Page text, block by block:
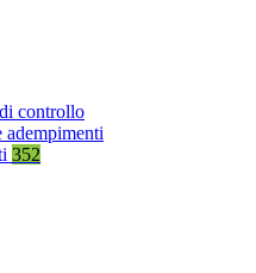
controllo
352